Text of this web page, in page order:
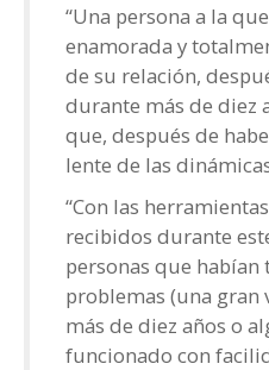
“Una persona a la
enamorada y
de su relación,
durante más de diez
que, después de
lente de las
“Con las
recibidos durante
personas que habían
problemas (una gran
más de diez años o
funcionado con